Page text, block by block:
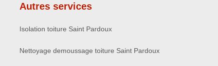
Autres services
Isolation toiture Saint Pardoux
Nettoyage demoussage toiture Saint Pardoux